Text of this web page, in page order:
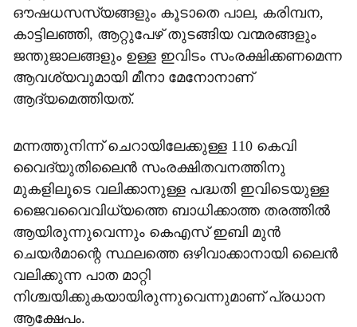
ഔഷധസസ്യങ്ങളും കൂടാതെ പാല, കരിമ്പന,
കാട്ടിലഞ്ഞി, ആറ്റുപേഴ് തുടങ്ങിയ വന്മരങ്ങളും
ജന്തുജാലങ്ങളും ഉള്ള ഇവിടം സംരക്ഷിക്കണമെന്ന
ആവശ്യവുമായി മീനാ മേനോനാണ്
ആദ്യമെത്തിയത്.
മന്നത്തുനിന്ന് ചെറായിലേക്കുള്ള 110 കെവി
വൈദ്യുതിലൈന്‍ സംരക്ഷിതവനത്തിനു
മുകളിലൂടെ വലിക്കാനുള്ള പദ്ധതി ഇവിടെയുള്ള
ജൈവവൈവിധ്യത്തെ ബാധിക്കാത്ത തരത്തില്‍
ആയിരുന്നുവെന്നും കെഎസ് ഇബി മുന്‍
ചെയര്‍മാന്റെ സ്ഥലത്തെ ഒഴിവാക്കാനായി ലൈന്‍
വലിക്കുന്ന പാത മാറ്റി
നിശ്ചയിക്കുകയായിരുന്നുവെന്നുമാണ് പ്രധാന
ആക്ഷേപം.